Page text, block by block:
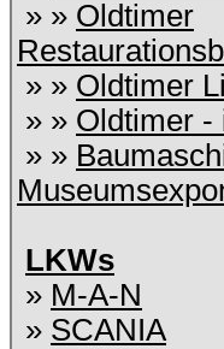
» » Oldtimer
» » Oldtimer
» » Oldtimer -
» »
LKWs
» M-A-N
» SCANIA